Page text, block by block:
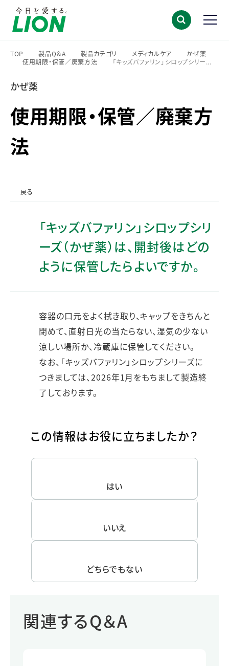
TOP
>
製品Q＆A
>
製品カテゴリ
>
メディカルケア
>
かぜ薬
使用期限・保管／廃棄方法
「キッズバファリン」シロップシリー...
かぜ薬
使用期限・保管／廃棄方
法
戻る
「キッズバファリン」シロップシリ
ーズ（かぜ薬）は、開封後はどの
ように保管したらよいですか。
容器の口元をよく拭き取り、キャップをきちんと
閉めて、直射日光の当たらない、湿気の少ない
涼しい場所か、冷蔵庫に保管してください。
なお、「キッズバファリン」シロップシリーズに
つきましては、2026年1月をもちまして製造終
了しております。
この情報はお役に立ちましたか？
はい
いいえ
どちらでもない
関連するQ＆A